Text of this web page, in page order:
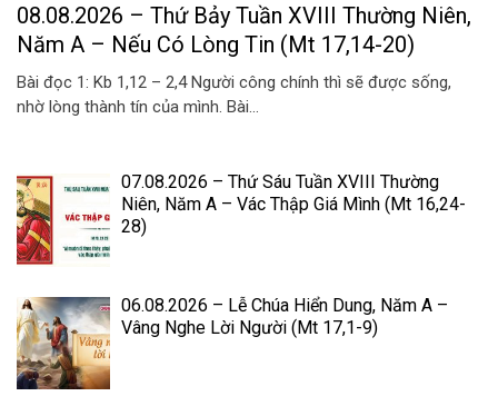
08.08.2026 – Thứ Bảy Tuần XVIII Thường Niên,
Năm A – Nếu Có Lòng Tin (Mt 17,14-20)
Bài đọc 1: Kb 1,12 – 2,4 Người công chính thì sẽ được sống,
nhờ lòng thành tín của mình. Bài...
07.08.2026 – Thứ Sáu Tuần XVIII Thường
Niên, Năm A – Vác Thập Giá Mình (Mt 16,24-
28)
06.08.2026 – Lễ Chúa Hiển Dung, Năm A –
Vâng Nghe Lời Người (Mt 17,1-9)